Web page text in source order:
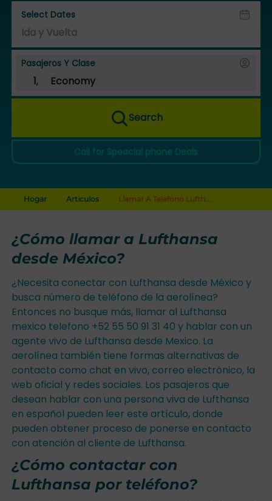
Select Dates
Pasajeros Y Clase
1, Economy
Search
Call for Speacial phone Deals
Hogar Articulos Llamar A Telefono Lufth...
¿Cómo llamar a Lufthansa
desde México?
¿Necesita conectar con Lufthansa desde México y
busca número de teléfono de la aerolínea?
Entonces no busque más, llamar al Lufthansa
mexico telefono +52 55 50 91 31 40 y hablar con un
agente vivo de Lufthansa desde Mexico. La
aerolínea también tiene formas alternativas de
contacto como chat en vivo, correo electrónico, la
web oficial y redes sociales. Los pasajeros que
desean hablar con una persona viva de Lufthansa
en español pueden leer este artículo, donde
pueden obtener proceso de ponerse en contacto
con atención al cliente de Lufthansa.
¿Cómo contactar con
Lufthansa por teléfono?